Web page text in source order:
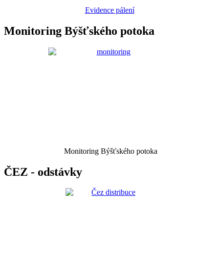
Evidence pálení
Monitoring Býšťského potoka
Monitoring Býšťského potoka
ČEZ - odstávky